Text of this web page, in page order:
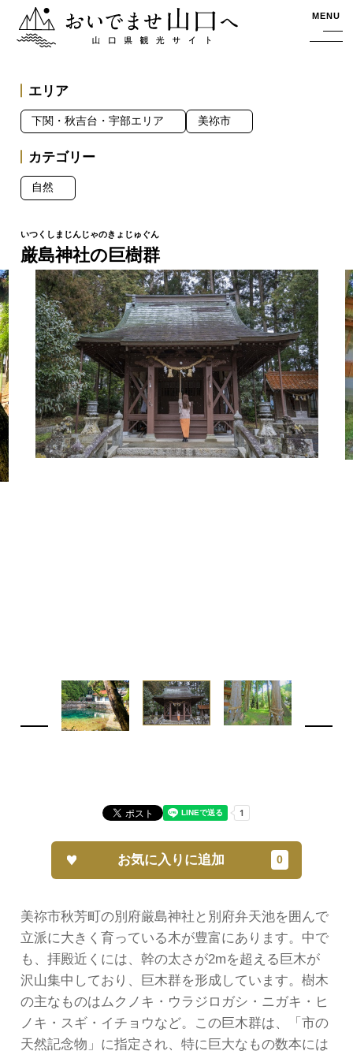
おいでませ山口へー山口県観光サイト MENU
厳島神社の巨樹群
美祢市秋芳町の別府厳島神社と別府弁天池を囲んで
立派に大きく育っている木が豊富にあります。中で
も、拝殿近くには、幹の太さが2mを超える巨木が
沢山集中しており、巨木群を形成しています。樹木
の主なものはムクノキ・ウラジロガシ・ニガキ・ヒ
ノキ・スギ・イチョウなど。この巨木群は、「市の
天然記念物」に指定され、特に巨大なもの数本には
お気に入りに追加
エリア
下関・秋吉台・宇部エリア 美祢市
カテゴリー
自然